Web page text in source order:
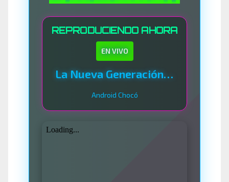
REPRODUCIENDO AHORA
EN VIVO
La Nueva Generación Del Sistema
Android Chocó